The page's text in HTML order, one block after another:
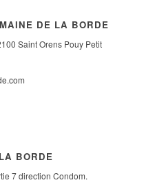
DE LA BORDE
Saint Orens Pouy Petit
BORDE
7 direction Condom.